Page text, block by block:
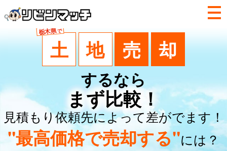
栃木県で
土 地 売 却
するなら
まず比較！
見積もり依頼先によって差がでます！
"最高価格で売却する"には？